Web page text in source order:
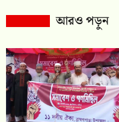
আরও পড়ুন